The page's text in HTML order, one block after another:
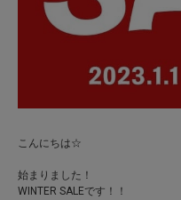
こんにちは☆
始まりました！
WINTER SALEです！！